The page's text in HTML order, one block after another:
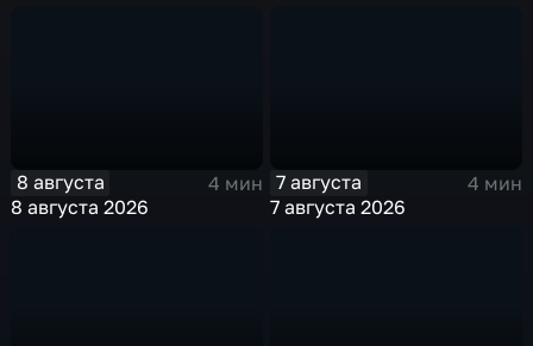
8 августа
4 мин
8 августа 2026
7 августа
4 мин
7 августа 2026